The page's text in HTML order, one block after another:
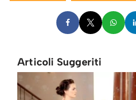
Articoli Suggeriti